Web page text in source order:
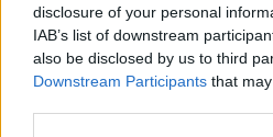
disclosure of your personal
IAB’s list of downstream
also be disclosed by us to third
Downstream Participants that